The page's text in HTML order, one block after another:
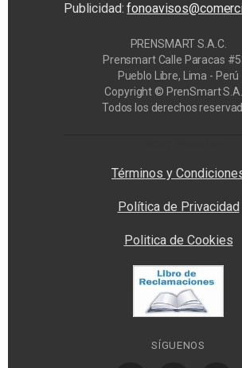
Publicidad:
PRENSMART S.A.C.
Prensmart Calle Paracas
Pueblo Libre, Lima - Perú
Copyright © PrenSmart
Todos los derechos
Términos y
Política de Privacidad
Politica de Cookies
SÍGUENOS